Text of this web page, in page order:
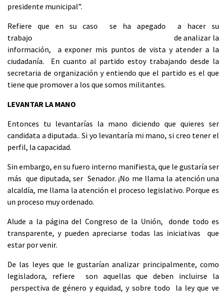
presidente municipal”.
Refiere que en su caso se ha apegado a hacer su
trabajo de analizar la
información, a exponer mis puntos de vista y atender a la
ciudadanía. En cuanto al partido estoy trabajando desde la
secretaria de organización y entiendo que el partido es el que
tiene que promover a los que somos militantes.
LEVANTAR LA MANO
Entonces tu levantarías la mano diciendo que quieres ser
candidata a diputada.. Si yo levantaría mi mano, si creo tener el
perfil, la capacidad.
Sin embargo, en su fuero interno manifiesta, que le gustaría ser
más que diputada, ser Senador. ¡No me llama la atención una
alcaldía, me llama la atención el proceso legislativo. Porque es
un proceso muy ordenado.
Alude a la página del Congreso de la Unión, donde todo es
transparente, y pueden apreciarse todas las iniciativas que
estar por venir.
De las leyes que le gustarían analizar principalmente, como
legisladora, refiere son aquellas que deben incluirse la
perspectiva de género y equidad, y sobre todo la ley que ve